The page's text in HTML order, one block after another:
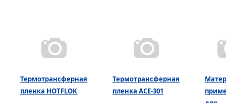
Термотрансферная
пленка HOTFLOK
Термотрансферная
пленка ACE-301